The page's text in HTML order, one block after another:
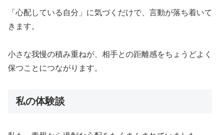
「心配している自分」に気づくだけで、言動が落ち着いて
きます。
小さな我慢の積み重ねが、相手との距離感をちょうどよく
保つことにつながります。
私の体験談